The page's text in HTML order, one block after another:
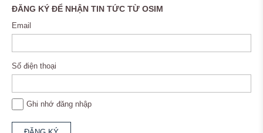
ĐĂNG KÝ ĐỂ NHẬN TIN TỨC TỪ OSIM
Email
Số điện thoại
Ghi nhớ đăng nhập